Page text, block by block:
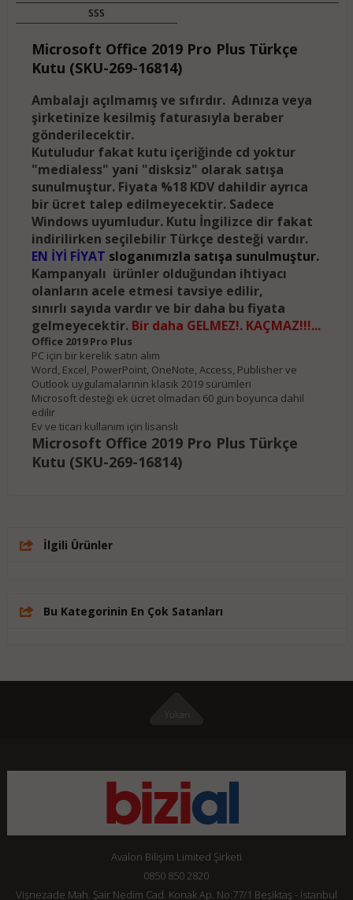
SSS
Microsoft Office 2019 Pro Plus Türkçe
Kutu (SKU-269-16814)
Ambalajı açılmamış ve sıfırdır. Adınıza veya
şirketinize kesilmiş faturasıyla beraber
gönderilecektir.
Kutuludur fakat kutu içeriğinde cd yoktur
"medialess" yani "disksiz" olarak satışa
sunulmuştur. Fiyata %18 KDV dahildir ayrıca
bir ücret talep edilmeyecektir. Sadece
Windows uyumludur.Kutu İngilizce dir fakat
indirilirken seçilebilir Türkçe desteği vardır.
EN İYİ FİYAT sloganımızla satışa sunulmuştur.
Kampanyalı ürünler olduğundan ihtiyacı
olanların acele etmesi tavsiye edilir,
sınırlı sayıda vardır ve bir daha bu fiyata
gelmeyecektir. Bir daha GELMEZ!. KAÇMAZ!!!...
Office 2019 Pro Plus
PC için bir kerelik satın alım
Word, Excel, PowerPoint, OneNote, Access, Publisher ve
Outlook uygulamalarının klasik 2019 sürümleri
Microsoft desteği ek ücret olmadan 60 gün boyunca dahil
edilir
Ev ve ticari kullanım için lisanslı
Microsoft Office 2019 Pro Plus Türkçe
Kutu (SKU-269-16814)
İlgili Ürünler
Bu Kategorinin En Çok Satanları
Avalon Bilişim Limited Şirketi
0850 850 2820
Vişnezade Mah. Şair Nedim Cad. Konak Ap. No:77/1 Beşiktaş - İstanbul